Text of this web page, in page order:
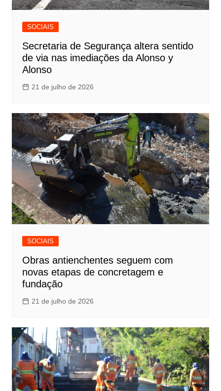
SOCIAIS
Secretaria de Segurança altera sentido
de via nas imediações da Alonso y
Alonso
21 de julho de 2026
SOCIAIS
Obras antienchentes seguem com
novas etapas de concretagem e
fundação
21 de julho de 2026